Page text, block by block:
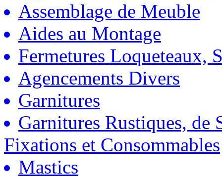
Assemblage de Meuble
Aides au Montage
Fermetures Loqueteaux,
Agencements Divers
Garnitures
Garnitures Rustiques, de
Fixations et Consommables
Mastics